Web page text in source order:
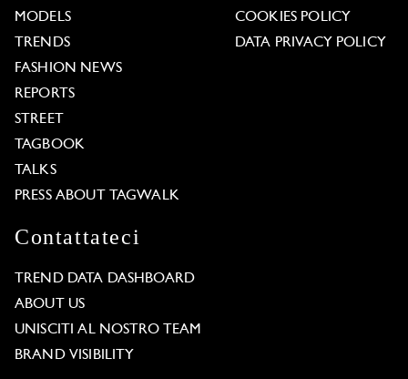
MODELS
TRENDS
FASHION NEWS
REPORTS
STREET
TAGBOOK
TALKS
PRESS ABOUT TAGWALK
COOKIES POLICY
DATA PRIVACY POLICY
Contattateci
TREND DATA DASHBOARD
ABOUT US
UNISCITI AL NOSTRO TEAM
BRAND VISIBILITY